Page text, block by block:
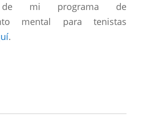
de mi programa de
mental para tenistas
.